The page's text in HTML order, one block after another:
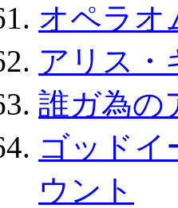
オペラオ
アリス・
誰ガ為の
ゴッドイ
ウント